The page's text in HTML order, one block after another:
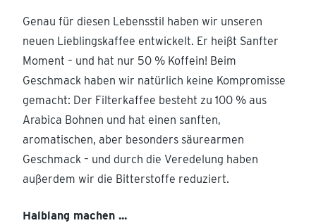
Genau für diesen Lebensstil haben wir unseren
neuen Lieblingskaffee entwickelt. Er heißt Sanfter
Moment – und hat nur 50 % Koffein! Beim
Geschmack haben wir natürlich keine Kompromisse
gemacht: Der Filterkaffee besteht zu 100 % aus
Arabica Bohnen und hat einen sanften,
aromatischen, aber besonders säurearmen
Geschmack – und durch die Veredelung haben
außerdem wir die Bitterstoffe reduziert.
Halblang machen ...